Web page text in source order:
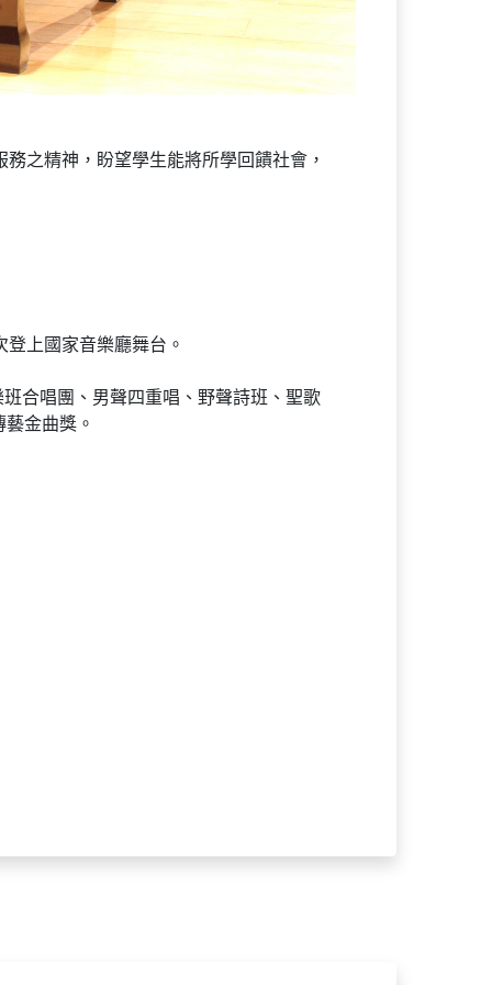
之精神，盼望學生能將所學回饋社會，
上國家音樂廳舞台。
合唱團、男聲四重唱、野聲詩班、聖歌
金曲獎。